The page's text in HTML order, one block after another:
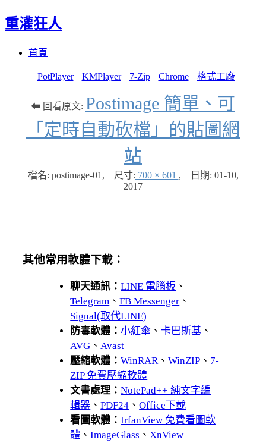
重灌狂人
首頁
PotPlayer KMPlayer 7-Zip Chrome 格式工廠
⬅ 回看原文: Postimage 簡單、可
「定時自動砍檔」的貼圖網
站
檔名: postimage-01 , 尺寸: 700 × 601 , 日期: 01-10,
2017
其他常用軟體下載：
聊天通訊：LINE 電腦板 、
Telegram 、FB Messenger 、
Signal(取代LINE)
防毒軟體：小紅傘 、卡巴斯基 、
AVG 、 Avast
壓縮軟體：WinRAR 、WinZIP 、 7-
ZIP 免費壓縮軟體
文書處理：NotePad++ 純文字編
輯器 、PDF24 、Office下載
看圖軟體：IrfanView 免費看圖軟
體 、ImageGlass 、 XnView